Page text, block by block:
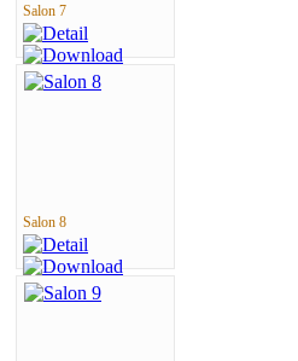
Salon 7
Salon 8